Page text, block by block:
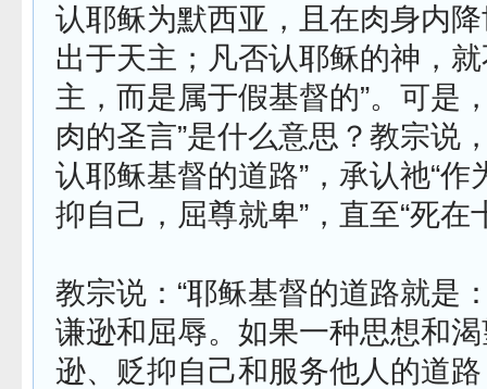
认耶稣为默西亚，且在肉身内
出于天主；凡否认耶稣的神，
主，而是属于假基督的”。可是
肉的圣言”是什么意思？教宗说
认耶稣基督的道路”，承认祂“作
抑自己，屈尊就卑”，直至“死在
教宗说：“耶稣基督的道路就是
谦逊和屈辱。如果一种思想和
逊、贬抑自己和服务他人的道